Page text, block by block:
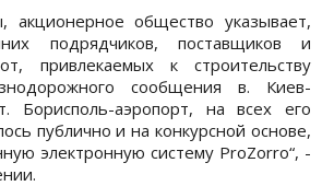
акционерное общество указывает,
подрядчиков, поставщиков и
привлекаемых к строительству
сообщения в. Киев-
Борисполь-аэропорт, на всех его
публично и на конкурсной основе,
электронную систему ProZorro“, -